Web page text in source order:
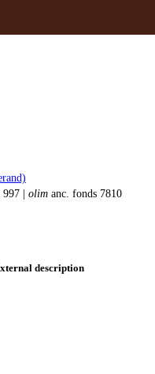
997 | olim anc. fonds 7810
description